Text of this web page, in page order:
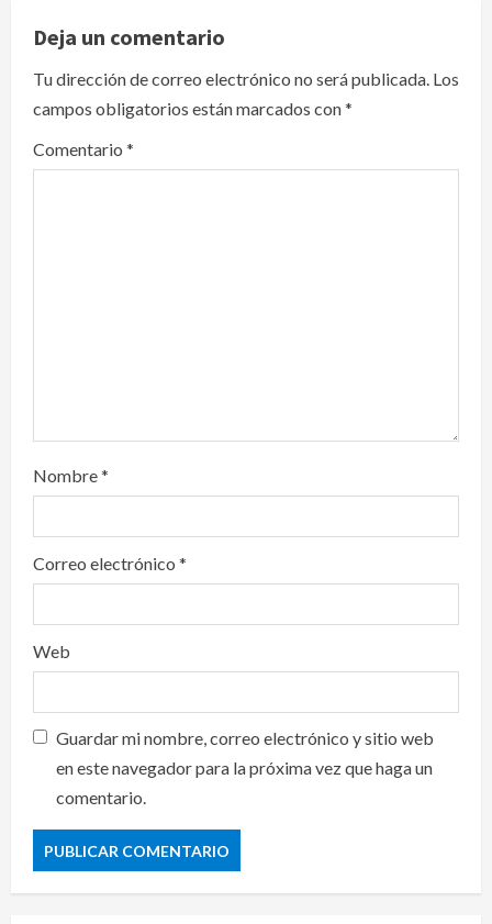
v
i
g
a
Deja un comentario
Tu dirección de correo electrónico no será publicada. Los
campos obligatorios están marcados con*
Comentario *
Nombre*
Correo electrónico *
Web
Guardar mi nombre, correo electrónico y sitio web
en este navegador para la próxima vez que haga un
comentario.